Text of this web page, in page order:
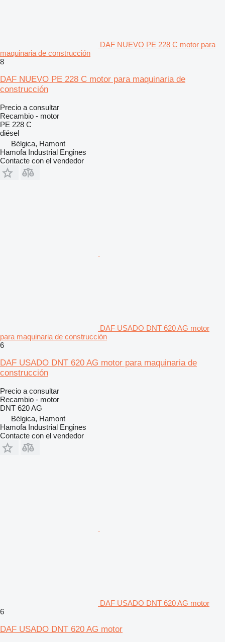
DAF NUEVO PE 228 C motor para
maquinaria de construcción
8
DAF NUEVO PE 228 C motor para maquinaria de
construcción
Precio a consultar
Recambio - motor
PE 228 C
diésel
Bélgica, Hamont
Hamofa Industrial Engines
Contacte con el vendedor
DAF USADO DNT 620 AG motor
para maquinaria de construcción
6
DAF USADO DNT 620 AG motor para maquinaria de
construcción
Precio a consultar
Recambio - motor
DNT 620 AG
Bélgica, Hamont
Hamofa Industrial Engines
Contacte con el vendedor
DAF USADO DNT 620 AG motor
6
DAF USADO DNT 620 AG motor